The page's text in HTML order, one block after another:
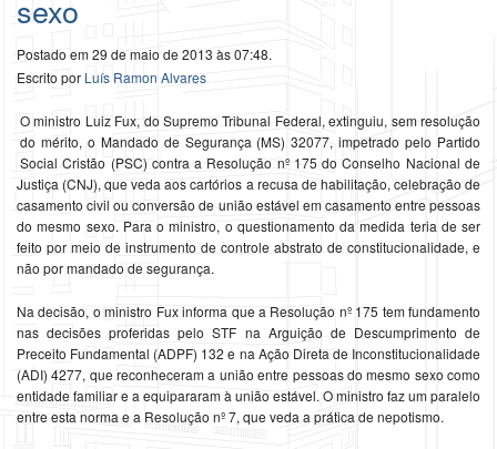
sexo
Postado em 29 de maio de 2013 às 07:48.
Escrito por Luís Ramon Alvares
O ministro Luiz Fux, do Supremo Tribunal Federal, extinguiu, sem resolução
do mérito, o Mandado de Segurança (MS) 32077, impetrado pelo Partido
Social Cristão (PSC) contra a Resolução nº 175 do Conselho Nacional de
Justiça (CNJ), que veda aos cartórios a recusa de habilitação, celebração de
casamento civil ou conversão de união estável em casamento entre pessoas
do mesmo sexo. Para o ministro, o questionamento da medida teria de ser
feito por meio de instrumento de controle abstrato de constitucionalidade, e
não por mandado de segurança.
Na decisão, o ministro Fux informa que a Resolução nº 175 tem fundamento
nas decisões proferidas pelo STF na Arguição de Descumprimento de
Preceito Fundamental (ADPF) 132 e na Ação Direta de Inconstitucionalidade
(ADI) 4277, que reconheceram a união entre pessoas do mesmo sexo como
entidade familiar e a equipararam à união estável. O ministro faz um paralelo
entre esta norma e a Resolução nº 7, que veda a prática de nepotismo.